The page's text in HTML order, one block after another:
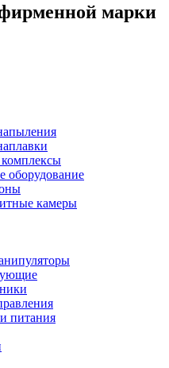
марки
оборудование
камеры
питания